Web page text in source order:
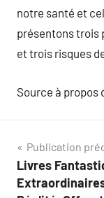
notre santé et
présentons trois
et trois risques
Source à propos
de
Publication
Livres